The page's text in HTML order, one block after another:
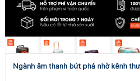
Ngành âm thanh bứt phá nhờ kênh